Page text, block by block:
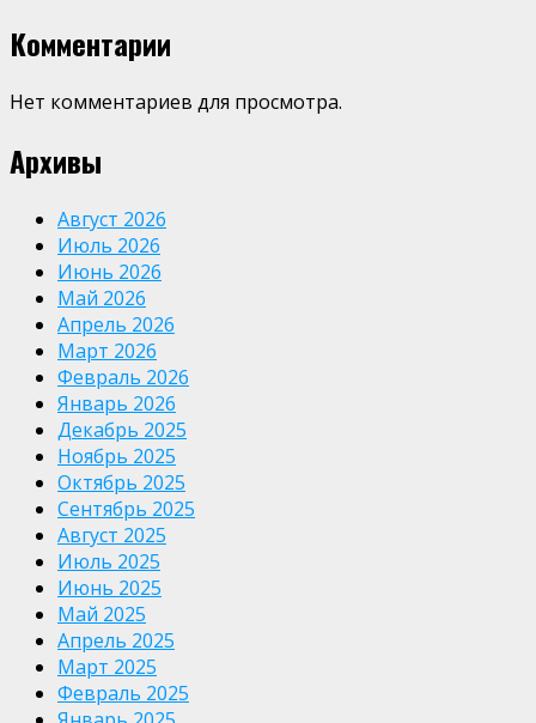
Комментарии
Нет комментариев для просмотра.
Архивы
Август 2026
Июль 2026
Июнь 2026
Май 2026
Апрель 2026
Март 2026
Февраль 2026
Январь 2026
Декабрь 2025
Ноябрь 2025
Октябрь 2025
Сентябрь 2025
Август 2025
Июль 2025
Июнь 2025
Май 2025
Апрель 2025
Март 2025
Февраль 2025